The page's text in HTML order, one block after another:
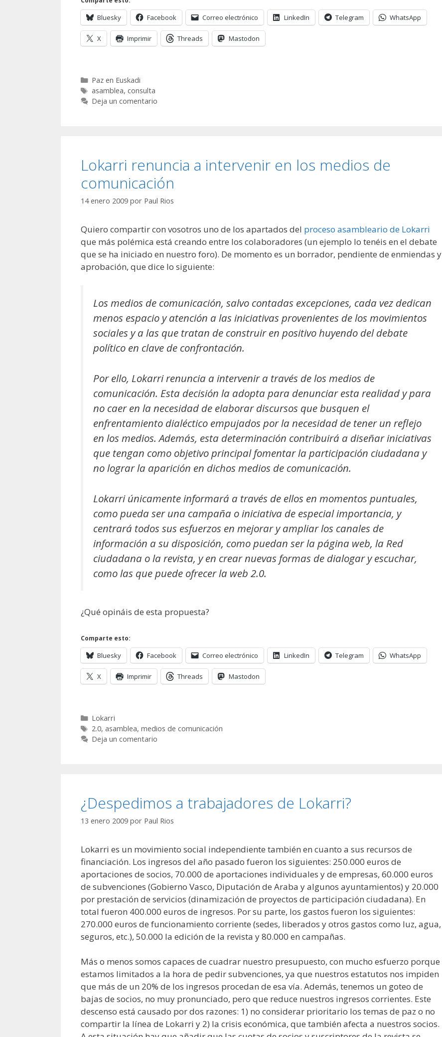
Bluesky Facebook Correo electrónico LinkedIn Telegram WhatsApp
X Imprimir Threads Mastodon
Categorías
Paz en Euskadi
Etiquetas
asamblea, consulta
Deja un comentario
Lokarri renuncia a intervenir en los medios de
comunicación
14 enero 2009 por Paul Rios
Quiero compartir con vosotros uno de los apartados del proceso asambleario de Lokarri
que más polémica está creando entre los colaboradores (un ejemplo lo tenéis en el debate
que se ha iniciado en nuestro foro). De momento es un borrador, pendiente de enmiendas y
aprobación, que dice lo siguiente:
Los medios de comunicación, salvo contadas excepciones, cada vez dedican
menos espacio y atención a las iniciativas provenientes de los movimientos
sociales y a las que tratan de construir en positivo huyendo del debate
político en clave de confrontación.
Por ello, Lokarri renuncia a intervenir a través de los medios de
comunicación. Esta decisión la adopta para denunciar esta realidad y para
no caer en la necesidad de elaborar discursos que busquen el
enfrentamiento dialéctico empujados por la necesidad de tener un reflejo
en los medios. Además, esta determinación contribuirá a diseñar iniciativas
que tengan como objetivo principal fomentar la participación ciudadana y
no lograr la aparición en dichos medios de comunicación.
Lokarri únicamente informará a través de ellos en momentos puntuales,
como pueda ser una campaña o iniciativa de especial importancia, y
centrará todos sus esfuerzos en mejorar y ampliar los canales de
información a su disposición, como puedan ser la página web, la Red
ciudadana o la revista, y en crear nuevas formas de dialogar y escuchar,
como las que puede ofrecer la web 2.0.
¿Qué opináis de esta propuesta?
Comparte esto:
Bluesky Facebook Correo electrónico LinkedIn Telegram WhatsApp
X Imprimir Threads Mastodon
Categorías
Lokarri
Etiquetas
2.0, asamblea, medios de comunicación
Deja un comentario
¿Despedimos a trabajadores de Lokarri?
13 enero 2009 por Paul Rios
Lokarri es un movimiento social independiente también en cuanto a sus recursos de
financiación. Los ingresos del año pasado fueron los siguientes: 250.000 euros de
aportaciones de socios, 70.000 de aportaciones individuales y de empresas, 60.000 euros
de subvenciones (Gobierno Vasco, Diputación de Araba y algunos ayuntamientos) y 20.000
por prestación de servicios (dinamización de proyectos de participación ciudadana). En
total fueron 400.000 euros de ingresos. Por su parte, los gastos fueron los siguientes:
270.000 euros de funcionamiento corriente (sedes, liberados y otros gastos como luz, agua,
seguros, etc.), 50.000 la edición de la revista y 80.000 en campañas.
Más o menos somos capaces de cuadrar nuestro presupuesto, con mucho esfuerzo porque
estamos limitados a la hora de pedir subvenciones, ya que nuestros estatutos nos impiden
que más de un 20% de los ingresos procedan de esa vía. Además, tenemos un goteo de
bajas de socios, no muy pronunciado, pero que reduce nuestros ingresos corrientes. Este
descenso está causado por dos razones: 1) no considerar prioritario los temas de paz o no
compartir la línea de Lokarri y 2) la crisis económica, que también afecta a nuestros socios.